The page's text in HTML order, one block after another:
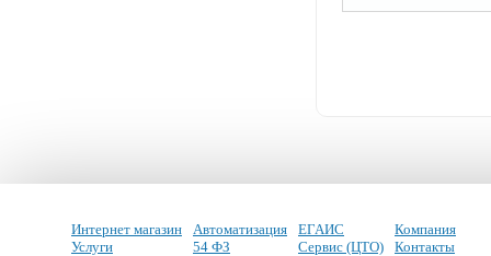
Интернет магазин
Услуги
Автоматизация
54 ФЗ
ЕГАИС
Сервис (ЦТО)
Компания
Контакты